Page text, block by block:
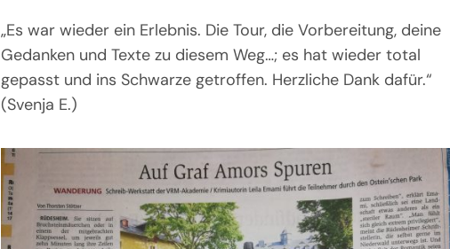
„Es war wieder ein Erlebnis. Die Tour, die Vorbereitung, deine
Gedanken und Texte zu diesem Weg…; es hat wieder total
gepasst und ins Schwarze getroffen. Herzliche Dank dafür.“
(Svenja E.)